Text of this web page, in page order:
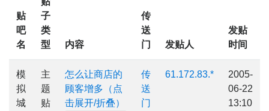
贴
吧
名
子
类
型
内容
传
送
门
发贴人
发贴
时间
模
拟
城
主
题
贴
怎么让商店的
顾客增多（点
击展开/折叠）
传
送
门
61.172.83.*
2005-
06-22
13:10